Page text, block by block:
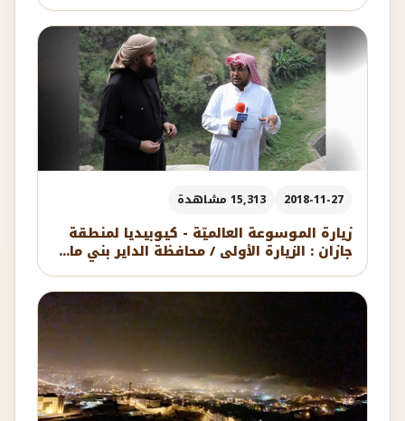
2018-11-27 15,313 مشاهدة
زيارة الموسوعة العالميّة - كيوبيديا لمنطقة
جازان : الزيارة الأولى / محافظة الداير بني ما...